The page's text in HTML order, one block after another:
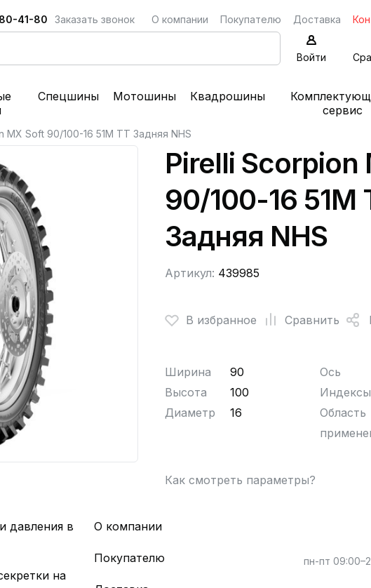
41-80 Заказать звонок О компании Покупателю Доставка
Войти
Спецшины Мотошины Квадрошины
сервис
MX Soft 90/100-16 51M TT Задняя NHS
Pirelli Scorpion
90/100-16 51M
Задняя NHS
Артикул: 439985
В избранное Сравнить
Ширина
90
Высота
100
Диаметр
16
Ось
Индексы
Область
Как смотреть параметры?
давления в
на
О компании
Покупателю
пн-пт